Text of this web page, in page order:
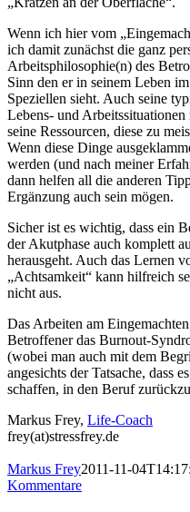
Wenn ich hier vom
ich damit zunächst die ganz
Arbeitsphilosophie(n) des
Sinn den er in seinem Leben
Speziellen sieht. Auch seine
Lebens- und
seine Ressourcen, diese zu
Wenn diese Dinge
werden (und nach meiner
dann helfen all die anderen
Ergänzung auch sein mögen.
Sicher ist es wichtig, dass ein
der Akutphase auch komplett
herausgeht. Auch das Lernen
„Achtsamkeit“ kann hilfreich
nicht aus.
Das Arbeiten am
Betroffener das Burnout-
(wobei man auch mit dem
angesichts der Tatsache, dass
schaffen, in den Beruf
Markus Frey, Life-Coach
frey(at)stressfrey.de
Markus Frey2011-11-
Kommentare